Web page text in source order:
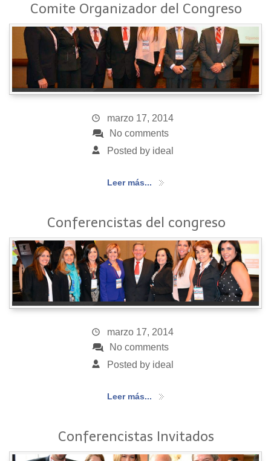
Comite Organizador del Congreso
marzo 17, 2014
No comments
Posted by ideal
Leer más...
Conferencistas del congreso
marzo 17, 2014
No comments
Posted by ideal
Leer más...
Conferencistas Invitados